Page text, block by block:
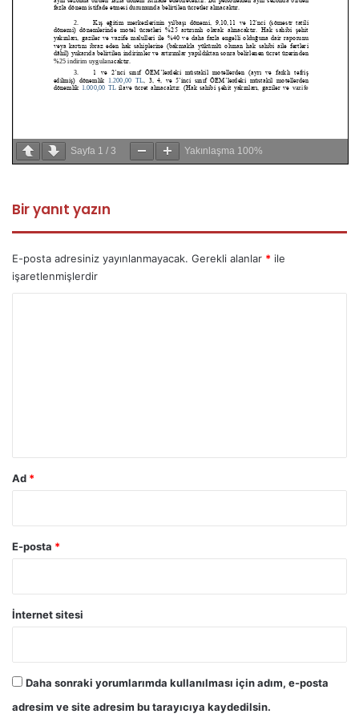
Sayfa 1 / 3 Yakınlaşma 100%
Bir yanıt yazın
E-posta adresiniz yayınlanmayacak. Gerekli alanlar * ile
işaretlenmişlerdir
Ad *
E-posta *
İnternet sitesi
Daha sonraki yorumlarımda kullanılması için adım, e-posta
adresim ve site adresim bu tarayıcıya kaydedilsin.